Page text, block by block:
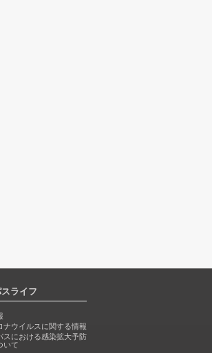
ライフ
ナウイルスに関する情報
スにおける感染拡大予防
いて